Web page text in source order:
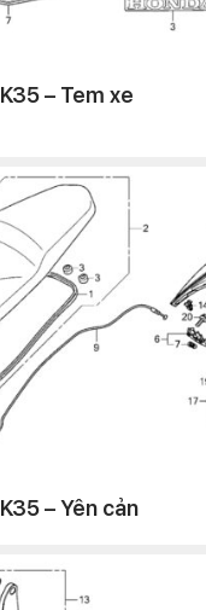
K35 – Tem xe
K35 – Yên cản